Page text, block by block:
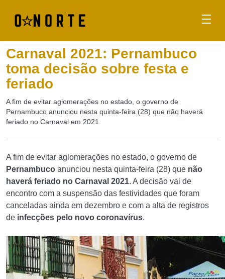
Carnaval 2021: Pernambuco
toma decisão sobre festa e
feriado
A fim de evitar aglomerações no estado, o governo de
Pernambuco anunciou nesta quinta-feira (28) que não haverá
feriado no Carnaval em 2021.
A fim de evitar aglomerações no estado, o governo de
Pernambuco anunciou nesta quinta-feira (28) que não
haverá feriado no Carnaval 2021. A decisão vai de
encontro com a suspensão das festividades que foram
canceladas ainda em dezembro e com a alta de registros
de infecções pelo novo coronavírus.